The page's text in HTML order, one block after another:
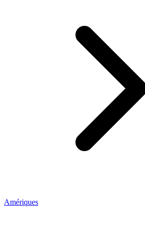
Amériques